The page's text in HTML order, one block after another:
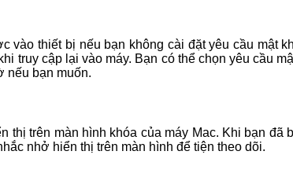
thiết bị nếu bạn không cài đặt yêu cầu mật
truy cập lại vào máy. Bạn có thể chọn yêu cầu
nếu bạn muốn.
thị trên màn hình khóa của máy Mac. Khi bạn
nhở hiển thị trên màn hình để tiện theo dõi.